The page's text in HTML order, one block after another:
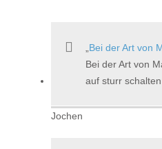
Bei der Art von
Bei der Art von
auf sturr
Jochen